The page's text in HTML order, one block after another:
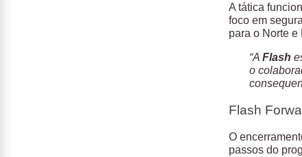
A tática
foco em
para o Norte
“A Flash
o
Flash
O
passos do